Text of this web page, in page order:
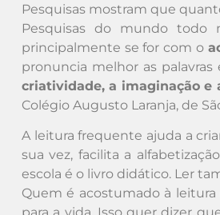
Pesquisas mostram que
Pesquisas do mundo
principalmente se for com o
pronuncia melhor as
criatividade, a imaginação e
Colégio Augusto Laranja, de
A leitura frequente ajuda a
sua vez, facilita a
escola é o livro didático. Ler
Quem é acostumado à